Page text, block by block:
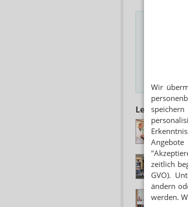
Wir
zeitlich
GVO).
ändern
werden.
Lesen Sie
BPHD
Das
„Wir